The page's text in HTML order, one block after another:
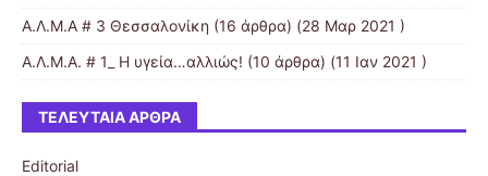
Α.Λ.Μ.Α # 3 Θεσσαλονίκη (16 άρθρα) (28 Μαρ 2021 )
Α.Λ.Μ.Α. # 1_ Η υγεία…αλλιώς! (10 άρθρα) (11 Ιαν 2021 )
ΤΕΛΕΥΤΑΊΑ ΆΡΘΡΑ
Editorial